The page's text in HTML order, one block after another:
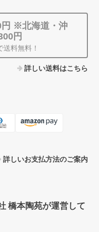
円 ※北海道・沖
円
送料無料！
詳しい送料はこちら
詳しいお支払方法のご案内
橋本陶苑が運営して